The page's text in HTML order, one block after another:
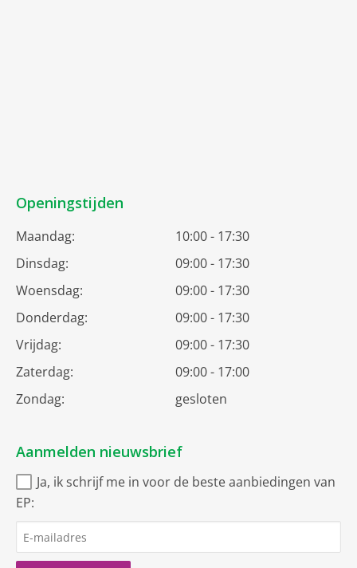
Openingstijden
Maandag:
10:00 - 17:30
Dinsdag:
09:00 - 17:30
Woensdag:
09:00 - 17:30
Donderdag:
09:00 - 17:30
Vrijdag:
09:00 - 17:30
Zaterdag:
09:00 - 17:00
Zondag:
gesloten
Aanmelden nieuwsbrief
Ja, ik schrijf me in voor de beste aanbiedingen van
EP: